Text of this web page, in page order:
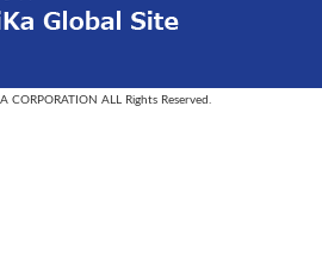
CORPORATION ALL Rights Reserved.